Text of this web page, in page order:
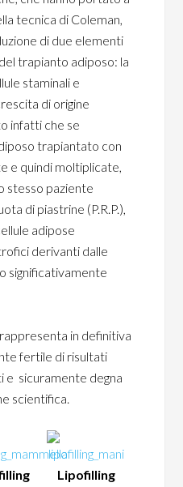
tecnica di Coleman,
di due elementi
trapianto adiposo: la
staminali e
di origine
infatti che se
trapiantato con
e quindi moltiplicate,
stesso paziente
di piastrine (P.R.P.),
adipose
derivanti dalle
significativamente
rappresenta in definitiva
fertile di risultati
e sicuramente degna
scientifica.
Lipofilling